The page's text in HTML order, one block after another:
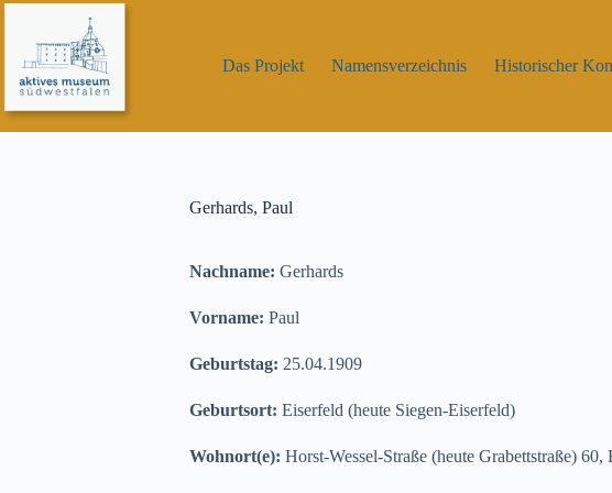
Zum
springen
Das Projekt
Namensverzeichnis Historischer
Gerhards, Paul
Nachname: Gerhards
Vorname: Paul
Geburtstag: 25.04.1909
Geburtsort: Eiserfeld (heute Siegen-Eiserfeld)
Wohnort(e): Horst-Wessel-Straße (heute Grabettstraße) 60,